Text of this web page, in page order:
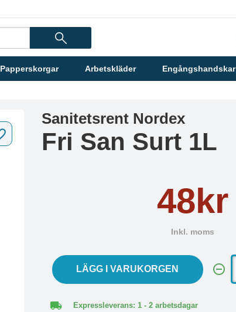
Papperskorgar Arbetskläder Engångshandskar
Sanitetsrent Nordex
Fri San Surt 1L
48kr
Inkl. moms
LÄGG I VARUKORGEN
Expressleverans: 1 - 2 arbetsdagar